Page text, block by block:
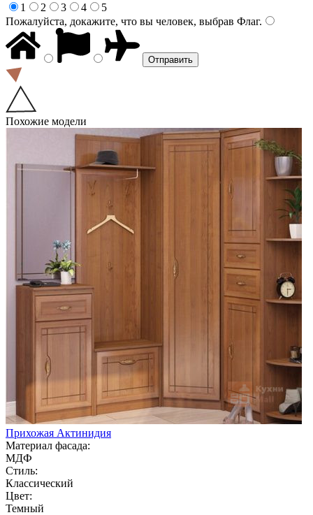
1
2 3 4
5
Пожалуйста, докажите, что вы человек, выбрав Флаг.
Похожие модели
Прихожая Актинидия
Материал фасада:
МДФ
Стиль:
Классический
Цвет:
Темный